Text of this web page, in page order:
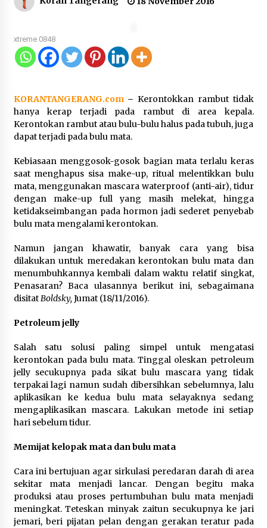
Ditahan
6 Agustus 2026
Dukung Ekosistem Kendaraan
Listrik, Wapres Dorong Link and
Match Pendidikan–Industri
5 Agustus 2026
Marak Kecelakaan Kapal, Puan
Soroti Minimnya Faktor Keamanan
Transportasi Laut
5 Agustus 2026
Di Forum Internasional Majelis
Persaudaraan Manusia, Megawati
Soekarnoputri Tegaskan
5 Agustus 2026
Jokowi Tetap Disambut Hangat di
NTT, Ahmad Ali: Karya dan
Pengabdiannya Masih Dirasakan
Respons Cepat Aduan Warga, Wali
Kota Serang Bantu Bedah Rumah
Roboh Korban Bencana, Salurkan
Bantuan Rp30 Juta
5 Agustus 2026
xtreme 0848
KORANTANGERANG.com– Kerontokkan rambut tidak
hanya kerap terjadi pada rambut di area kepala.
Kerontokan rambut atau bulu-bulu halus pada tubuh, juga
dapat terjadi pada bulu mata.
Kebiasaan menggosok-gosok bagian mata terlalu keras
saat menghapus sisa make-up, ritual melentikkan bulu
mata, menggunakan mascara waterproof (anti-air), tidur
dengan make-up full yang masih melekat, hingga
ketidakseimbangan pada hormon jadi sederet penyebab
bulu mata mengalami kerontokan.
Namun jangan khawatir, banyak cara yang bisa
dilakukan untuk meredakan kerontokan bulu mata dan
menumbuhkannya kembali dalam waktu relatif singkat,
Penasaran? Baca ulasannya berikut ini, sebagaimana
disitatBoldsky, Jumat (18/11/2016).
Petroleum jelly
Salah satu solusi paling simpel untuk mengatasi
kerontokan pada bulu mata. Tinggal oleskan petroleum
jelly secukupnya pada sikat bulu mascara yang tidak
terpakai lagi namun sudah dibersihkan sebelumnya, lalu
aplikasikan ke kedua bulu mata selayaknya sedang
mengaplikasikan mascara. Lakukan metode ini setiap
hari sebelum tidur.
Memijat kelopak mata dan bulu mata
Cara ini bertujuan agar sirkulasi peredaran darah di area
sekitar mata menjadi lancar. Dengan begitu maka
produksi atau proses pertumbuhan bulu mata menjadi
meningkat. Teteskan minyak zaitun secukupnya ke jari
jemari, beri pijatan pelan dengan gerakan teratur pada